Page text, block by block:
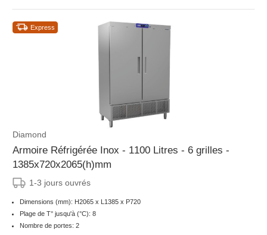
Express
Diamond
Armoire Réfrigérée Inox - 1100 Litres - 6 grilles -
1385x720x2065(h)mm
1-3 jours ouvrés
Dimensions (mm): H2065 x L1385 x P720
Plage de T° jusqu'à (°C): 8
Nombre de portes: 2